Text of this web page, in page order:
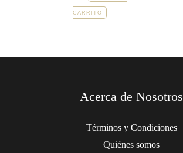
CARRITO
Acerca de Nosotros
Términos y Condiciones
Quiénes somos